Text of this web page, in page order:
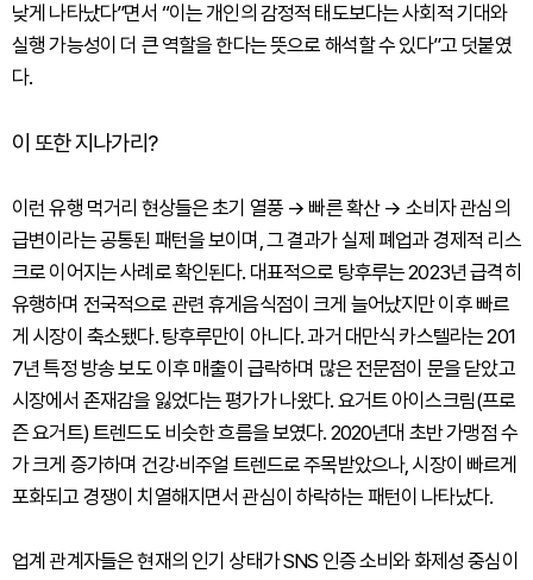
낮게 나타났다”면서 “이는 개인의 감정적 태도보다는 사회적 기대와
실행 가능성이 더 큰 역할을 한다는 뜻으로 해석할 수 있다”고 덧붙였
다.
이 또한 지나가리?
이런 유행 먹거리 현상들은 초기 열풍 → 빠른 확산 → 소비자 관심의
급변이라는 공통된 패턴을 보이며, 그 결과가 실제 폐업과 경제적 리스
크로 이어지는 사례로 확인된다. 대표적으로 탕후루는 2023년 급격히
유행하며 전국적으로 관련 휴게음식점이 크게 늘어났지만 이후 빠르
게 시장이 축소됐다. 탕후루만이 아니다. 과거 대만식 카스텔라는 201
7년 특정 방송 보도 이후 매출이 급락하며 많은 전문점이 문을 닫았고
시장에서 존재감을 잃었다는 평가가 나왔다. 요거트 아이스크림(프로
즌 요거트) 트렌드도 비슷한 흐름을 보였다. 2020년대 초반 가맹점 수
가 크게 증가하며 건강·비주얼 트렌드로 주목받았으나, 시장이 빠르게
포화되고 경쟁이 치열해지면서 관심이 하락하는 패턴이 나타났다.
업계 관계자들은 현재의 인기 상태가 SNS 인증 소비와 화제성 중심이